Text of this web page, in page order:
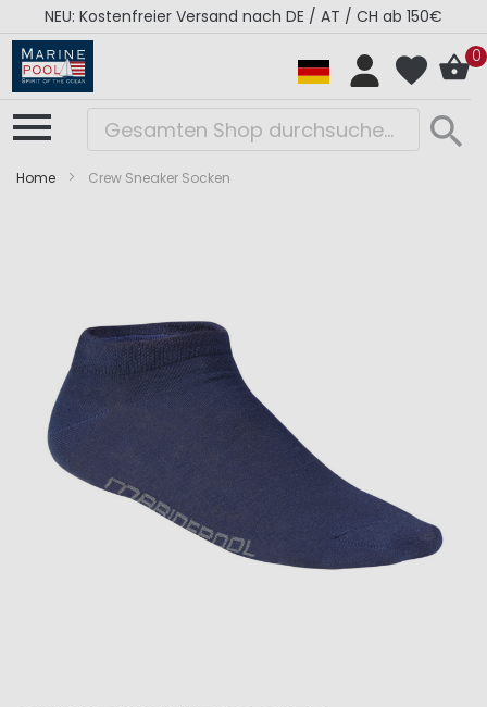
NEU: Kostenfreier Versand nach DE / AT / CH ab 150€
0
Home Crew Sneaker Socken
Bildergalerie
springen
Bildergalerie
springen